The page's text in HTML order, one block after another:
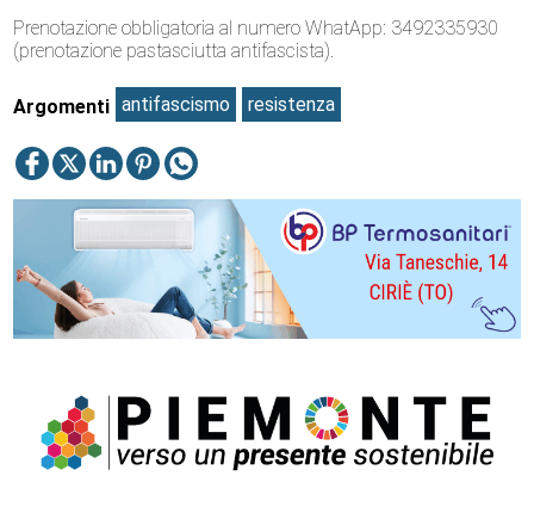
Prenotazione obbligatoria al numero WhatApp: 3492335930
(prenotazione pastasciutta antifascista).
Argomenti antifascismo resistenza